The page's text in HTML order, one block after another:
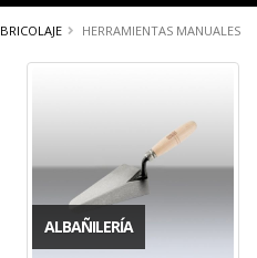
BRICOLAJE HERRAMIENTAS MANUALES
ALBAÑILERÍA